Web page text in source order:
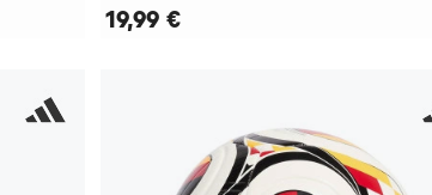
19,99 €